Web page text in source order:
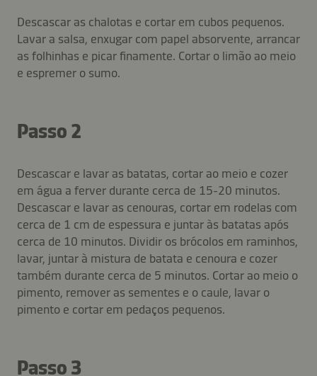
Descascar as chalotas e cortar em cubos pequenos.
Lavar a salsa, enxugar com papel absorvente, arrancar
as folhinhas e picar finamente. Cortar o limão ao meio
e espremer o sumo.
Passo 2
Descascar e lavar as batatas, cortar ao meio e cozer
em água a ferver durante cerca de 15-20 minutos.
Descascar e lavar as cenouras, cortar em rodelas com
cerca de 1 cm de espessura e juntar às batatas após
cerca de 10 minutos. Dividir os brócolos em raminhos,
lavar, juntar à mistura de batata e cenoura e cozer
também durante cerca de 5 minutos. Cortar ao meio o
pimento, remover as sementes e o caule, lavar o
pimento e cortar em pedaços pequenos.
Passo 3